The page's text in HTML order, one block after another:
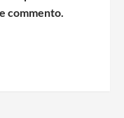
commento.